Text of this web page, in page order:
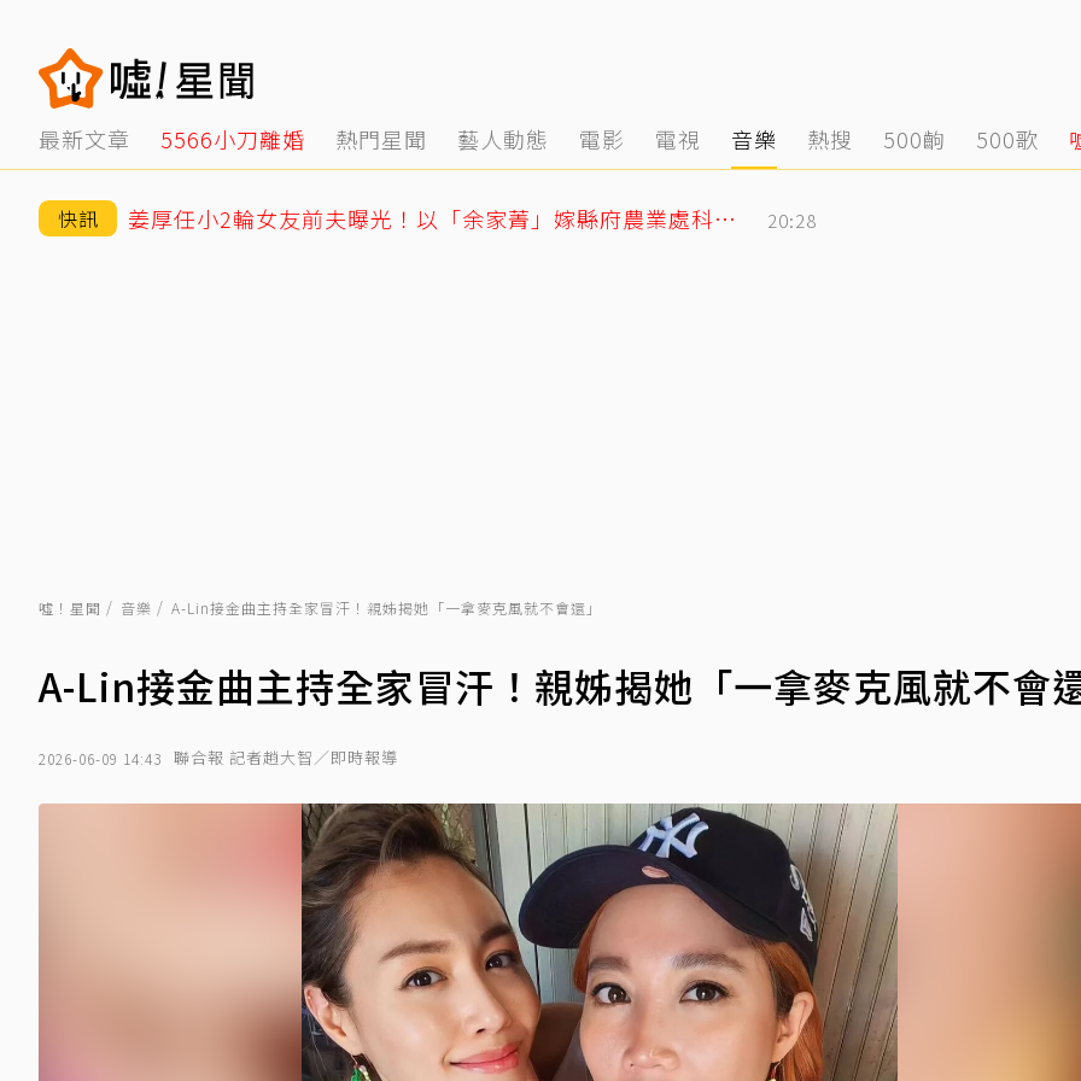
最新文章 5566小刀離婚 熱門星聞 藝人動態 電影 電視 音樂 熱搜 500齣 500歌
快訊 姜厚任小2輪女友前夫曝光！以「余家菁」嫁縣府農業處科長 交往3月閃婚 20:28
噓！星聞 音樂 A-Lin接金曲主持全家冒汗！親姊揭她「一拿麥克風就不會還」
A-Lin接金曲主持全家冒汗！親姊揭她「一拿麥克風就不會
2026-06-09 14:43 聯合報 記者趙大智／即時報導